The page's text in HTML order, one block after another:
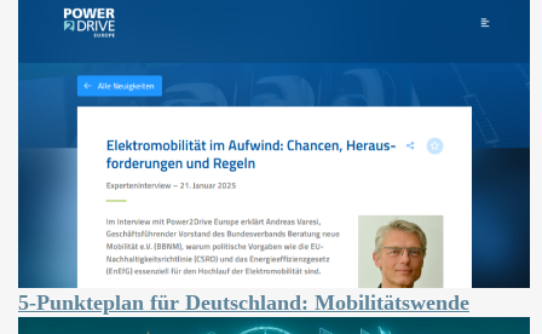
5-Punkteplan für Deutschland: Mobilitätswende